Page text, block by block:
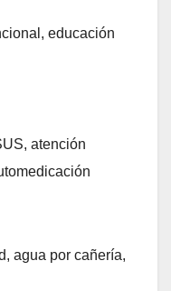
educación
atención
agua por cañería,